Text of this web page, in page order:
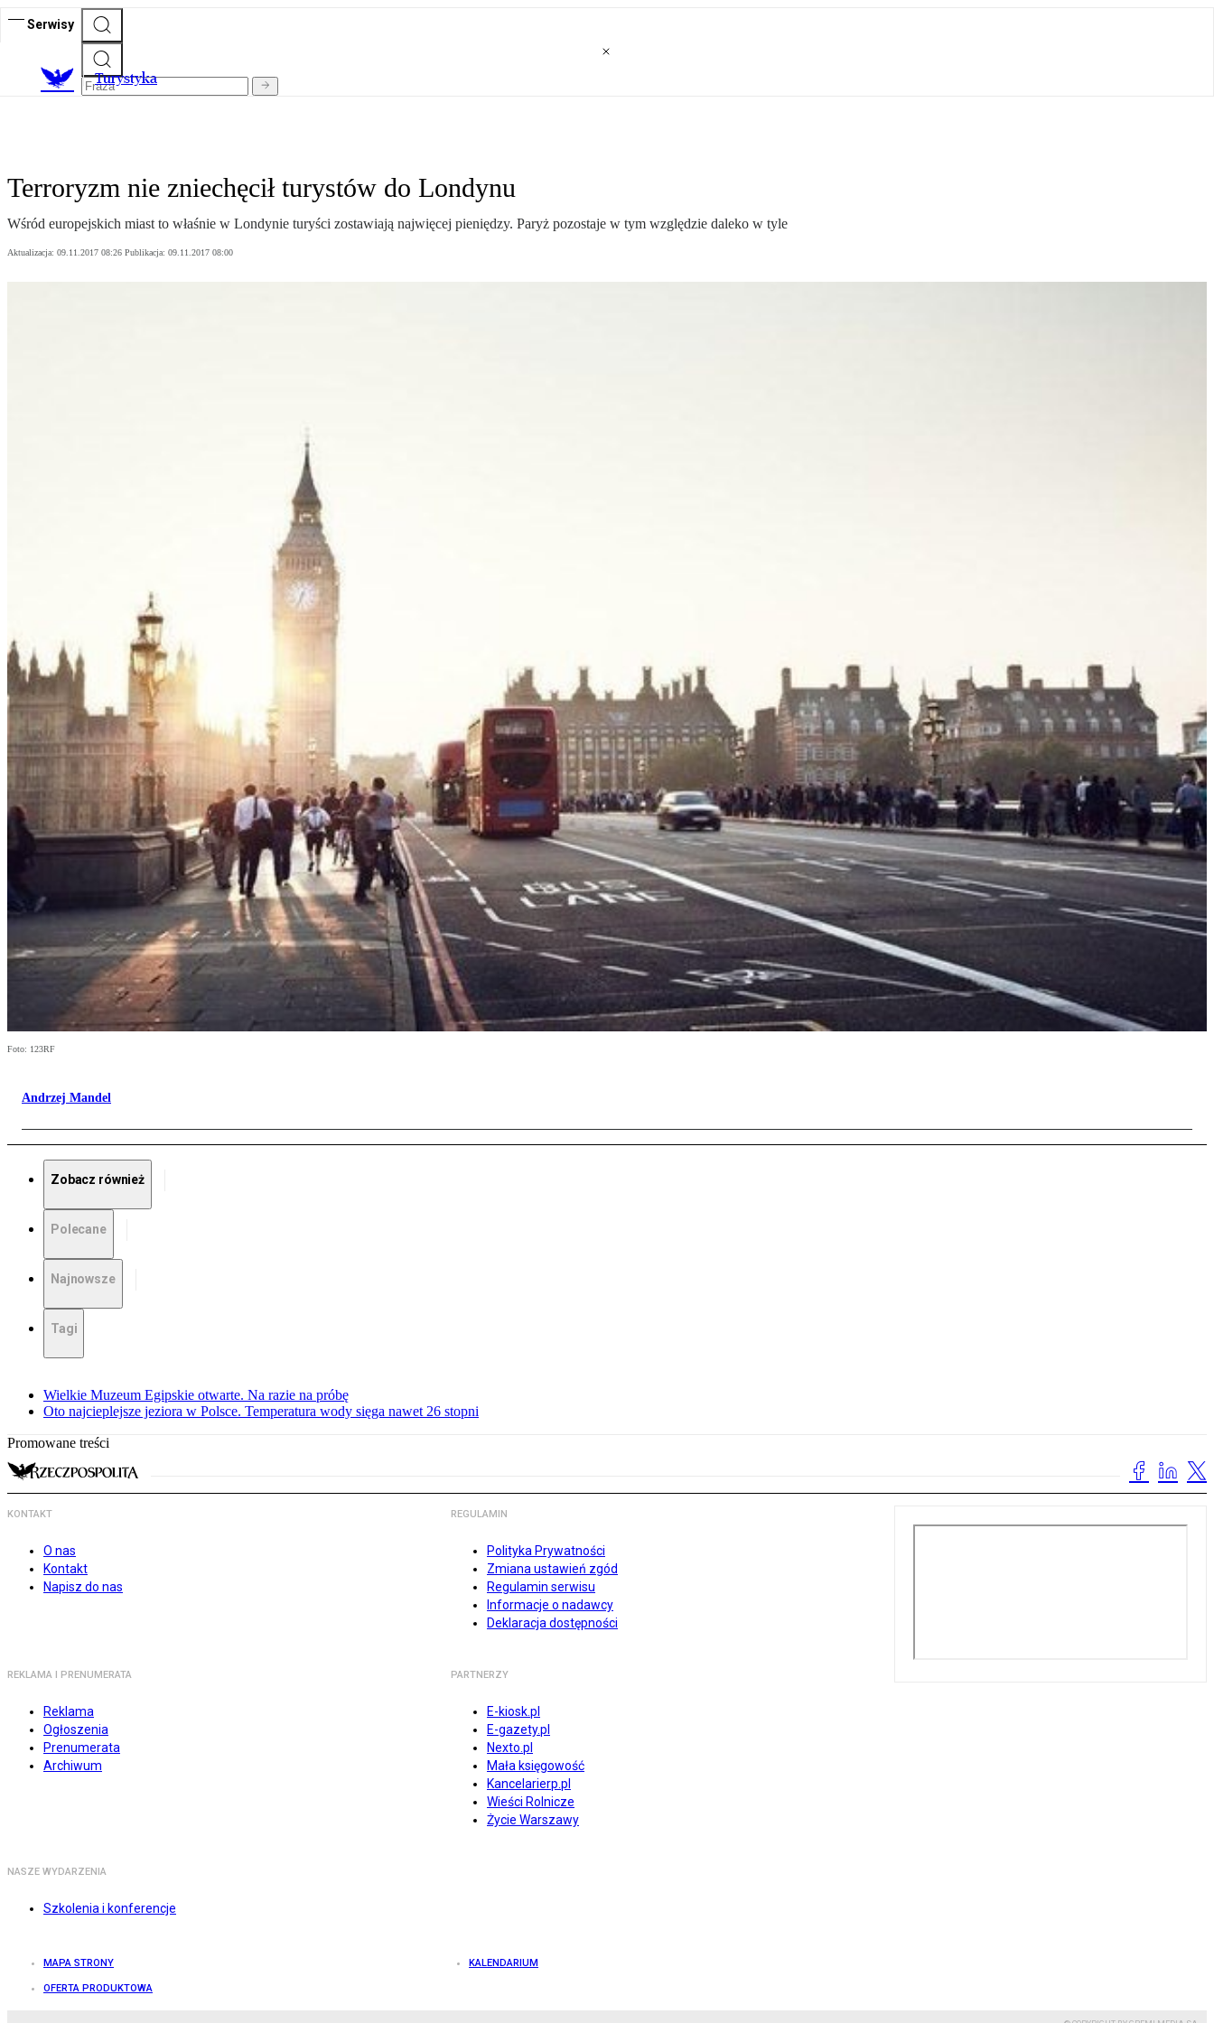
Serwisy
Turystyka
Terroryzm nie zniechęcił turystów do Londynu
Wśród europejskich miast to właśnie w Londynie turyści zostawiają najwięcej pieniędzy. Paryż pozostaje w tym względzie daleko w tyle
Aktualizacja: 09.11.2017 08:26 Publikacja: 09.11.2017 08:00
Foto: 123RF
Andrzej Mandel
Zobacz również
Polecane
Najnowsze
Tagi
Wielkie Muzeum Egipskie otwarte. Na razie na próbę
Oto najcieplejsze jeziora w Polsce. Temperatura wody sięga nawet 26 stopni
Promowane treści
KONTAKT
O nas
Kontakt
Napisz do nas
REGULAMIN
Polityka Prywatności
Zmiana ustawień zgód
Regulamin serwisu
Informacje o nadawcy
Deklaracja dostępności
REKLAMA I PRENUMERATA
Reklama
Ogłoszenia
Prenumerata
Archiwum
PARTNERZY
E-kiosk.pl
E-gazety.pl
Nexto.pl
Mała księgowość
Kancelarierp.pl
Wieści Rolnicze
Życie Warszawy
NASZE WYDARZENIA
Szkolenia i konferencje
MAPA STRONY KALENDARIUM
OFERTA PRODUKTOWA